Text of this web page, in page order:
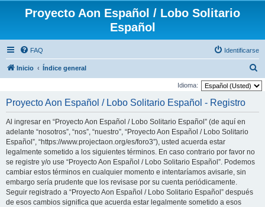
Proyecto Aon Español / Lobo Solitario
Español
FAQ Identificarse
Inicio Índice general
u
Idioma:
Proyecto Aon Español / Lobo Solitario Español - Registro
Al ingresar en “Proyecto Aon Español / Lobo Solitario Español” (de aquí en
adelante “nosotros”, “nos”, “nuestro”, “Proyecto Aon Español / Lobo Solitario
Español”, “https://www.projectaon.org/es/foro3”), usted acuerda estar
legalmente sometido a los siguientes términos. En caso contrario por favor no
se registre y/o use “Proyecto Aon Español / Lobo Solitario Español”. Podemos
cambiar estos términos en cualquier momento e intentaríamos avisarle, sin
embargo sería prudente que los revisase por su cuenta periódicamente.
Seguir registrado a “Proyecto Aon Español / Lobo Solitario Español” después
de esos cambios significa que acuerda estar legalmente sometido a esos